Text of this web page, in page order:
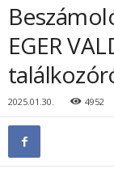
EGER
2025.01.30. 4952